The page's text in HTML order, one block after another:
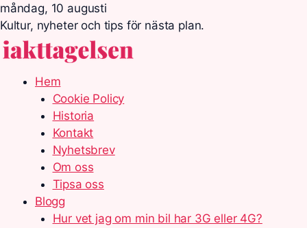
måndag, 10 augusti
Kultur, nyheter och tips för nästa plan.
Hem
Cookie Policy
Historia
Kontakt
Nyhetsbrev
Om oss
Tipsa oss
Blogg
Hur vet jag om min bil har 3G eller 4G?